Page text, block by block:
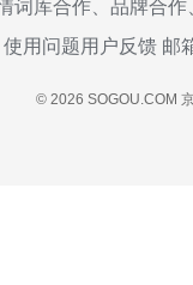
词库合作、品牌合
使用问题用户反馈 邮
© 2026 SOGOU.COM